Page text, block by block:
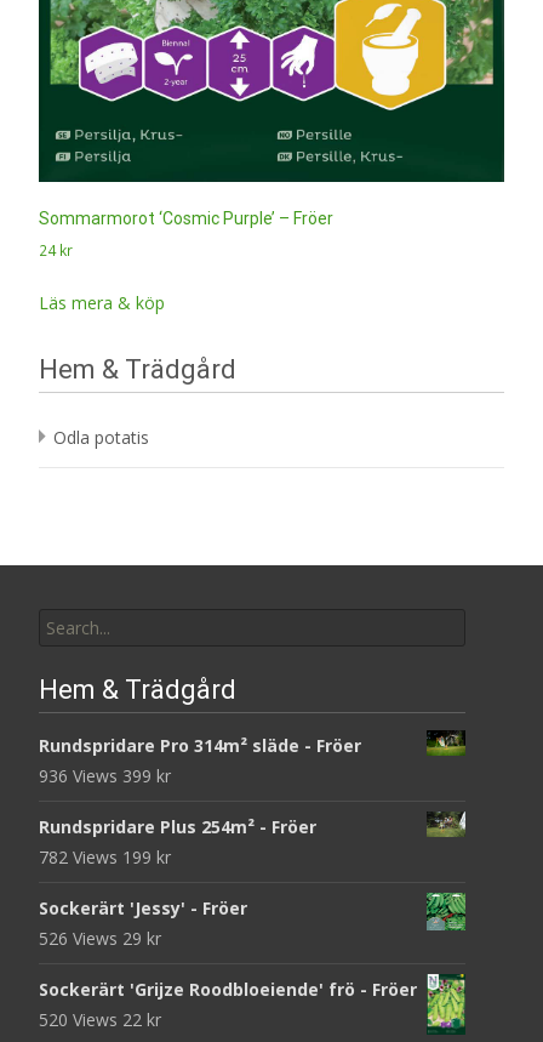
Sommarmorot ‘Cosmic Purple’ – Fröer
24kr
Läs mera & köp
Hem & Trädgård
Odla potatis
for:
Hem & Trädgård
Rundspridare Pro 314m² släde - Fröer
936 Views 399 kr
Rundspridare Plus 254m² - Fröer
782 Views 199 kr
Sockerärt 'Jessy' - Fröer
526 Views 29 kr
Sockerärt 'Grijze Roodbloeiende' frö - Fröer
520 Views 22 kr